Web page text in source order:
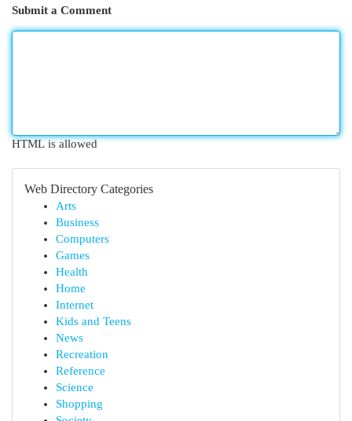
Submit a Comment
HTML is allowed
Web Directory Categories
Arts
Business
Computers
Games
Health
Home
Internet
Kids and Teens
News
Recreation
Reference
Science
Shopping